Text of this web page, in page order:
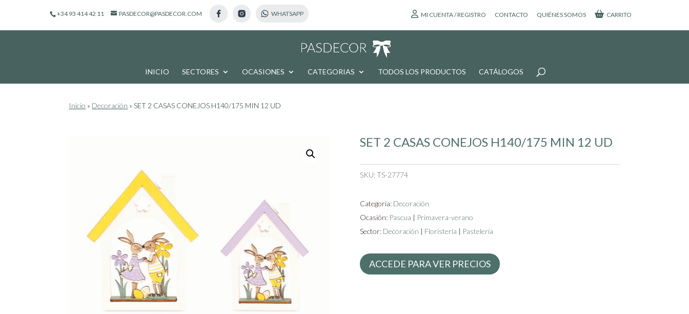
+34 93 414 42 11 PASDECOR@PASDECOR.COM MI CUENTA / REGISTRO CONTACTO QUIÉNES SOMOS CARRITO
INICIO SECTORES OCASIONES CATEGORIAS TODOS LOS PRODUCTOS CATÁLOGOS
productos
Inicio » Decoración »SET 2 CASAS CONEJOS H140/175 MIN 12 UD
SET 2 CASAS CONEJOS H140/175 MIN 12 UD
SKU:TS-27774
Categoría: Decoración
Ocasión: Pascua | Primavera-verano
Sector: Decoración | Floristería | Pastelería
ACCEDE PARA VER PRECIOS